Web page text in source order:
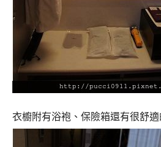
衣櫥附有浴袍、保險箱還有很舒適